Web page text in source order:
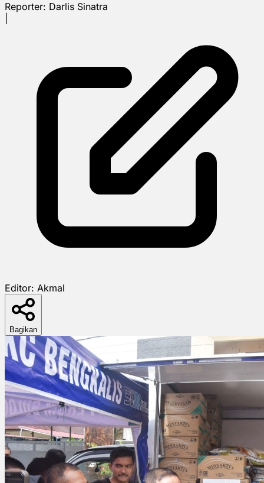
Reporter: Darlis Sinatra
Editor: Akmal
Bagikan